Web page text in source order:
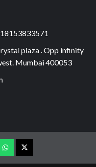
plaza . Opp infinity
Mumbai 400053
WhatsTwitter